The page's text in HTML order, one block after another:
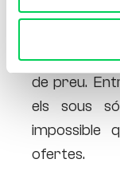
Un dels
societat
dificultat de
de preu.
els sous
impossible
ofertes.